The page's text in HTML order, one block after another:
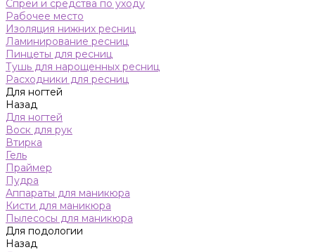
Спреи и средства по уходу
Рабочее место
Изоляция нижних ресниц
Ламинирование ресниц
Пинцеты для ресниц
Тушь для нарощенных ресниц
Расходники для ресниц
Для ногтей
Назад
Для ногтей
Воск для рук
Втирка
Гель
Праймер
Пудра
Аппараты для маникюра
Кисти для маникюра
Пылесосы для маникюра
Для подологии
Назад